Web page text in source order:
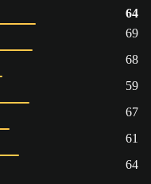
64
69
68
59
67
61
64